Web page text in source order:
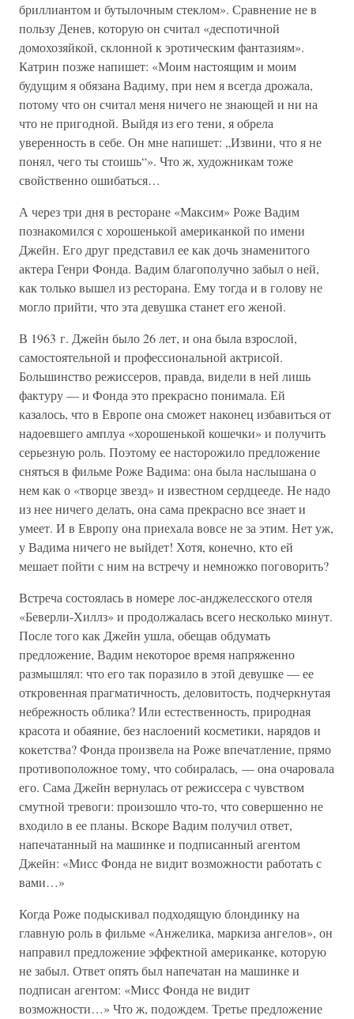
бриллиантом и бутылочным стеклом». Сравнение не в
пользу Денев, которую он считал «деспотичной
домохозяйкой, склонной к эротическим фантазиям».
Катрин позже напишет: «Моим настоящим и моим
будущим я обязана Вадиму, при нем я всегда дрожала,
потому что он считал меня ничего не знающей и ни на
что не пригодной. Выйдя из его тени, я обрела
уверенность в себе. Он мне напишет: „Извини, что я не
понял, чего ты стоишь“». Что ж, художникам тоже
свойственно ошибаться…
А через три дня в ресторане «Максим» Роже Вадим
познакомился с хорошенькой американкой по имени
Джейн. Его друг представил ее как дочь знаменитого
актера Генри Фонда. Вадим благополучно забыл о ней,
как только вышел из ресторана. Ему тогда и в голову не
могло прийти, что эта девушка станет его женой.
В 1963 г. Джейн было 26 лет, и она была взрослой,
самостоятельной и профессиональной актрисой.
Большинство режиссеров, правда, видели в ней лишь
фактуру — и Фонда это прекрасно понимала. Ей
казалось, что в Европе она сможет наконец избавиться от
надоевшего амплуа «хорошенькой кошечки» и получить
серьезную роль. Поэтому ее насторожило предложение
сняться в фильме Роже Вадима: она была наслышана о
нем как о «творце звезд» и известном сердцееде. Не надо
из нее ничего делать, она сама прекрасно все знает и
умеет. И в Европу она приехала вовсе не за этим. Нет уж,
у Вадима ничего не выйдет! Хотя, конечно, кто ей
мешает пойти с ним на встречу и немножко поговорить?
Встреча состоялась в номере лос-анджелесского отеля
«Беверли-Хиллз» и продолжалась всего несколько минут.
После того как Джейн ушла, обещав обдумать
предложение, Вадим некоторое время напряженно
размышлял: что его так поразило в этой девушке — ее
откровенная прагматичность, деловитость, подчеркнутая
небрежность облика? Или естественность, природная
красота и обаяние, без наслоений косметики, нарядов и
кокетства? Фонда произвела на Роже впечатление, прямо
противоположное тому, что собиралась, — она очаровала
его. Сама Джейн вернулась от режиссера с чувством
смутной тревоги: произошло что-то, что совершенно не
входило в ее планы. Вскоре Вадим получил ответ,
напечатанный на машинке и подписанный агентом
Джейн: «Мисс Фонда не видит возможности работать с
вами…»
Когда Роже подыскивал подходящую блондинку на
главную роль в фильме «Анжелика, маркиза ангелов», он
направил предложение эффектной американке, которую
не забыл. Ответ опять был напечатан на машинке и
подписан агентом: «Мисс Фонда не видит
возможности…» Что ж, подождем. Третье предложение